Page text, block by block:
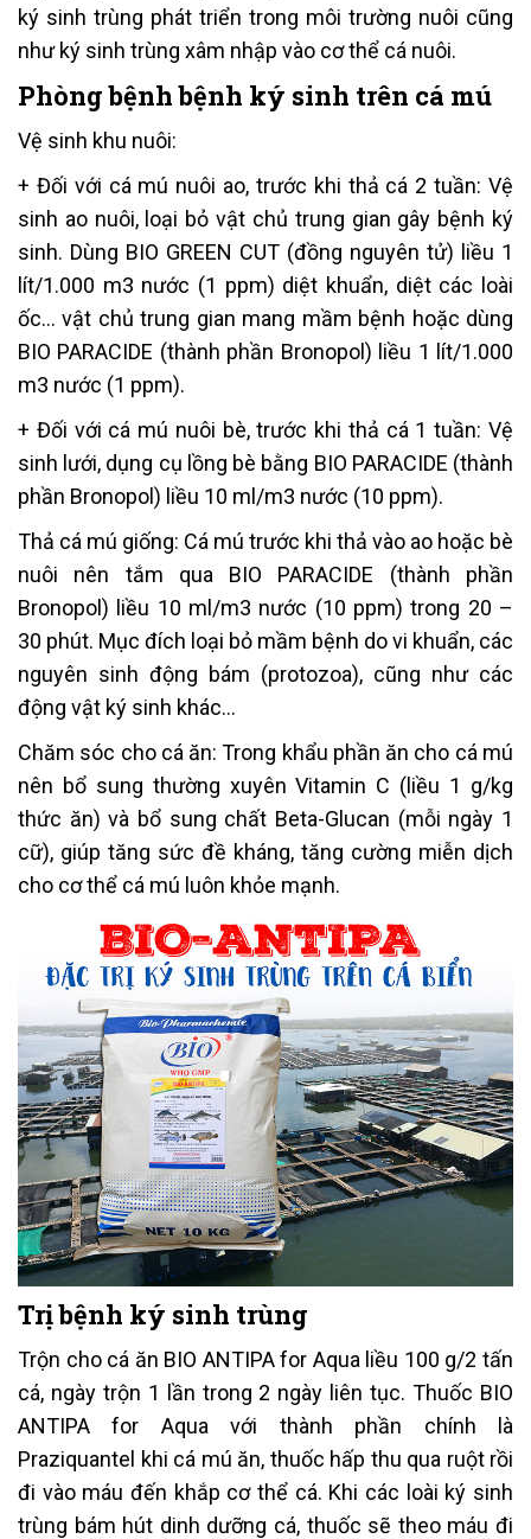
ký sinh trùng phát triển trong môi trường nuôi cũng
như ký sinh trùng xâm nhập vào cơ thể cá nuôi.
Phòng bệnh bệnh ký sinh trên cá mú
Vệ sinh khu nuôi:
+ Đối với cá mú nuôi ao, trước khi thả cá 2 tuần: Vệ
sinh ao nuôi, loại bỏ vật chủ trung gian gây bệnh ký
sinh. Dùng BIO GREEN CUT (đồng nguyên tử) liều 1
lít/1.000 m3 nước (1 ppm) diệt khuẩn, diệt các loài
ốc… vật chủ trung gian mang mầm bệnh hoặc dùng
BIO PARACIDE (thành phần Bronopol) liều 1 lít/1.000
m3 nước (1 ppm).
+ Đối với cá mú nuôi bè, trước khi thả cá 1 tuần: Vệ
sinh lưới, dụng cụ lồng bè bằng BIO PARACIDE (thành
phần Bronopol) liều 10 ml/m3 nước (10 ppm).
Thả cá mú giống: Cá mú trước khi thả vào ao hoặc bè
nuôi nên tắm qua BIO PARACIDE (thành phần
Bronopol) liều 10 ml/m3 nước (10 ppm) trong 20 –
30 phút. Mục đích loại bỏ mầm bệnh do vi khuẩn, các
nguyên sinh động bám (protozoa), cũng như các
động vật ký sinh khác…
Chăm sóc cho cá ăn: Trong khẩu phần ăn cho cá mú
nên bổ sung thường xuyên Vitamin C (liều 1 g/kg
thức ăn) và bổ sung chất Beta-Glucan (mỗi ngày 1
cữ), giúp tăng sức đề kháng, tăng cường miễn dịch
cho cơ thể cá mú luôn khỏe mạnh.
Trị bệnh ký sinh trùng
Trộn cho cá ăn BIO ANTIPA for Aqua liều 100 g/2 tấn
cá, ngày trộn 1 lần trong 2 ngày liên tục. Thuốc BIO
ANTIPA for Aqua với thành phần chính là
Praziquantel khi cá mú ăn, thuốc hấp thu qua ruột rồi
đi vào máu đến khắp cơ thể cá. Khi các loài ký sinh
trùng bám hút dinh dưỡng cá, thuốc sẽ theo máu đi